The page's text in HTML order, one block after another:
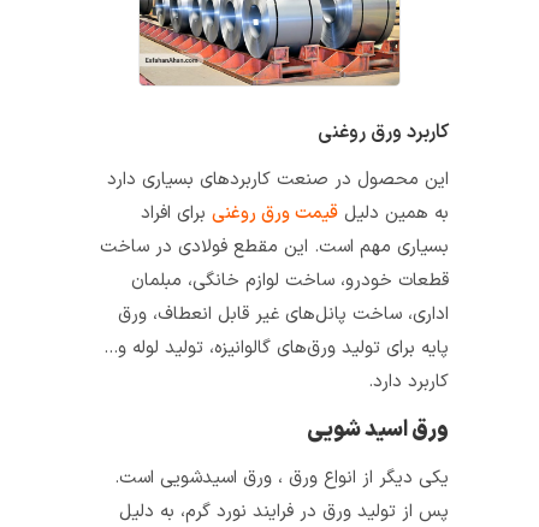
کاربرد ورق روغنی‎
این محصول در صنعت کاربردهای بسیاری دارد
به همین دلیلقیمت ورق روغنیبرای افراد
بسیاری مهم است. این مقطع فولادی در ساخت
قطعات خودرو، ساخت لوازم خانگی، مبلمان
اداری، ساخت پانل‌های غیر قابل انعطاف، ورق
پایه برای تولید ورق‌های گالوانیزه، تولید لوله و…
کاربرد دارد.
ورق اسید شویی
یکی دیگر از انواع ورق ، ورق اسیدشویی است.
پس از تولید ورق در فرایند نورد گرم، به دلیل